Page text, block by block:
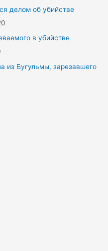
делом об убийстве
в убийстве
из Бугульмы, зарезавшего